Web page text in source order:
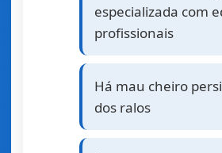
especializada com
profissionais
Há mau cheiro
dos ralos